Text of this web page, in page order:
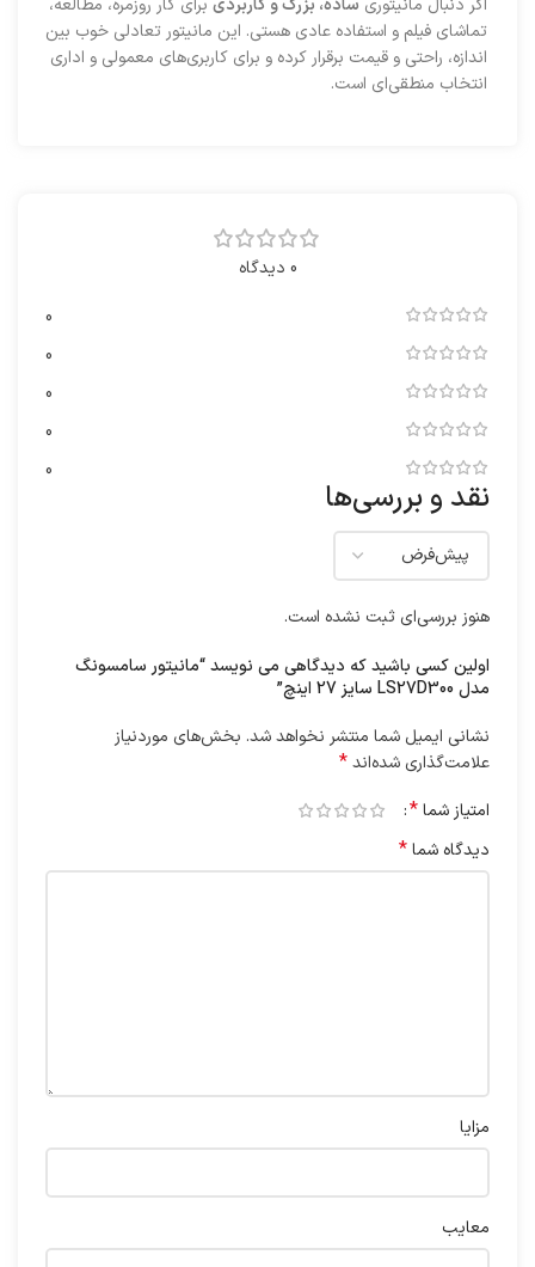
اگر دنبال مانیتوری ساده، بزرگ و کاربردی برای کار روزمره، مطالعه،
تماشای فیلم و استفاده عادی هستی. این مانیتور تعادلی خوب بین
اندازه، راحتی و قیمت برقرار کرده و برای کاربری‌های معمولی و اداری
انتخاب منطقی‌ای است.
0 دیدگاه
0
0
0
0
0
نقد و بررسی‌ها
هنوز بررسی‌ای ثبت نشده است.
اولین کسی باشید که دیدگاهی می نویسد “مانیتور سامسونگ
مدل LS27D300 سایز 27 اینچ”
نشانی ایمیل شما منتشر نخواهد شد. بخش‌های موردنیاز
علامت‌گذاری شده‌اند*
امتیاز شما*
دیدگاه شما*
مزایا
معایب